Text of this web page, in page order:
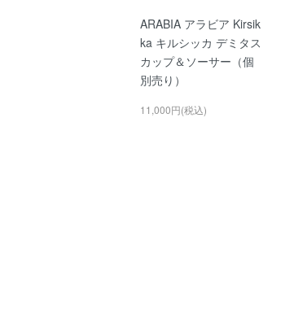
ARABIA アラビア Kirsik
ka キルシッカ デミタス
カップ＆ソーサー（個
別売り）
11,000円(税込)